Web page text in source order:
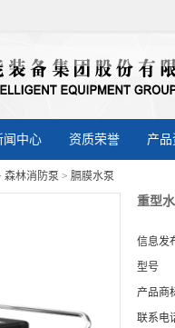
闻中心 资质荣誉 产
森林消防泵 > 膈膜水泵
重型
信息发
型号
产品商
联系电